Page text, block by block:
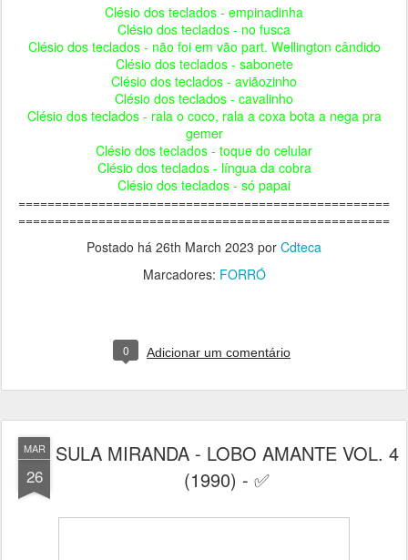
Clésio dos teclados - empinadinha
Clésio dos teclados - no fusca
Clésio dos teclados - não foi em vão part. Wellington cândido
Clésio dos teclados - sabonete
Clésio dos teclados - aviãozinho
Clésio dos teclados - cavalinho
Clésio dos teclados - rala o coco, rala a coxa bota a nega pra
gemer
Clésio dos teclados - toque do celular
Clésio dos teclados - língua da cobra
Clésio dos teclados - só papai
===================================================
===================================================
Postado há 26th March 2023 por Cdteca
Marcadores: FORRÓ
0 Adicionar um comentário
MAR
26
SULA MIRANDA - LOBO AMANTE VOL. 4
(1990) - ✅